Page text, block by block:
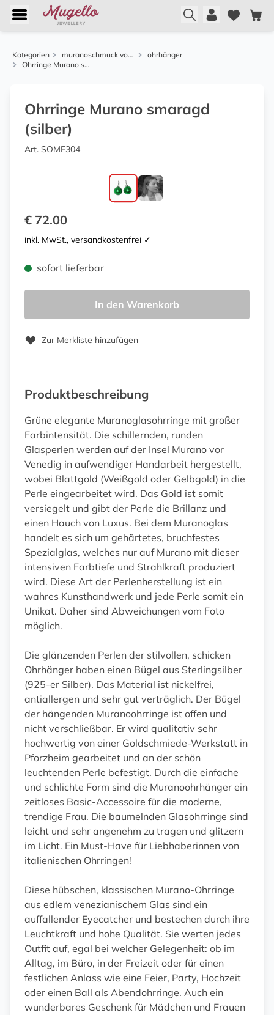
Kategorien muranoschmuck von menard
ohrhänger
Ohrringe Murano smaragd (silber)
Ohrringe Murano smaragd
(silber)
Art. SOME304
€ 72.00
inkl. MwSt., versandkostenfrei ✓
sofort lieferbar
In den Warenkorb
Zur Merkliste hinzufügen
Produktbeschreibung
Grüne elegante Muranoglasohrringe mit großer
Farbintensität. Die schillernden, runden
Glasperlen werden auf der Insel Murano vor
Venedig in aufwendiger Handarbeit hergestellt,
wobei Blattgold (Weißgold oder Gelbgold) in die
Perle eingearbeitet wird. Das Gold ist somit
versiegelt und gibt der Perle die Brillanz und
einen Hauch von Luxus. Bei dem Muranoglas
handelt es sich um gehärtetes, bruchfestes
Spezialglas, welches nur auf Murano mit dieser
intensiven Farbtiefe und Strahlkraft produziert
wird. Diese Art der Perlenherstellung ist ein
wahres Kunsthandwerk und jede Perle somit ein
Unikat. Daher sind Abweichungen vom Foto
möglich.
Die glänzenden Perlen der stilvollen, schicken
Ohrhänger haben einen Bügel aus Sterlingsilber
(925-er Silber). Das Material ist nickelfrei,
antiallergen und sehr gut verträglich. Der Bügel
der hängenden Muranoohrringe ist offen und
nicht verschließbar. Er wird qualitativ sehr
hochwertig von einer Goldschmiede-Werkstatt in
Pforzheim gearbeitet und an der schön
leuchtenden Perle befestigt. Durch die einfache
und schlichte Form sind die Muranoohrhänger ein
zeitloses Basic-Accessoire für die moderne,
trendige Frau. Die baumelnden Glasohrringe sind
leicht und sehr angenehm zu tragen und glitzern
im Licht. Ein Must-Have für Liebhaberinnen von
italienischen Ohrringen!
Diese hübschen, klassischen Murano-Ohrringe
aus edlem venezianischem Glas sind ein
auffallender Eyecatcher und bestechen durch ihre
Leuchtkraft und hohe Qualität. Sie werten jedes
Outfit auf, egal bei welcher Gelegenheit: ob im
Alltag, im Büro, in der Freizeit oder für einen
festlichen Anlass wie eine Feier, Party, Hochzeit
oder einen Ball als Abendohrringe. Auch ein
wunderbares Geschenk für Mädchen und Frauen